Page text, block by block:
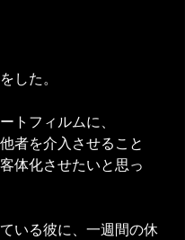
した。
トフィルムに、
者を介入させること
体化させたいと思っ
いる彼に、一週間の休